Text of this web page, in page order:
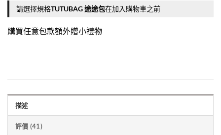
零
包)
刺
握
請選擇規格TUTUBAG 途途包在加入購物車之前
購買任意包款額外贈小禮物
描述
評價 (41)